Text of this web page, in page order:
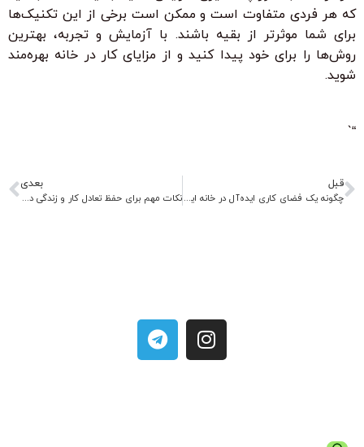
که هر فردی متفاوت است و ممکن است برخی از این تکنیک‌ها
برای شما موثرتر از بقیه باشند. با آزمایش و تجربه، بهترین
روش‌ها را برای خود پیدا کنید و از مزایای کار در خانه بهره‌مند
شوید.
“`
قبل
چگونه یک فضای کاری ایده‌آل در خانه ایجاد کنیم؟
بعدی
نکات مهم برای حفظ تعادل کار و زندگی در کار در خانه